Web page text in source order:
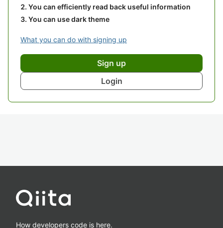
You can efficiently read back useful information
You can use dark theme
What you can do with signing up
Sign up
Login
How developers code is here.